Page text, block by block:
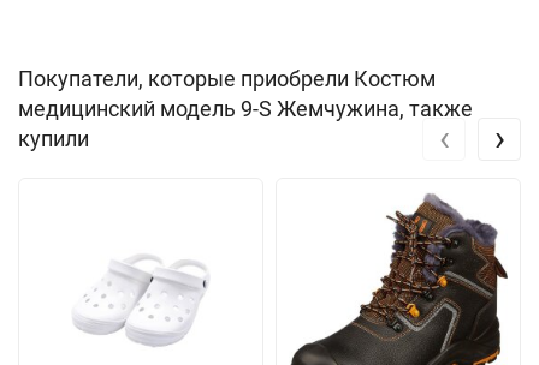
Покупатели, которые приобрели Костюм
медицинский модель 9-S Жемчужина, также
купили
‹ ›